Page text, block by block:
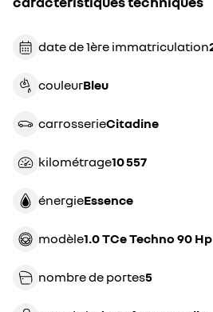
date de 1ère immatriculation
couleur bleu
carrosserie citadine
kilométrage 10 557
énergie essence
modèle 1.0 TCe Techno 90 Hp
nombre de portes5